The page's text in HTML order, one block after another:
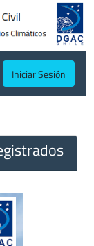
Iniciar Sesión